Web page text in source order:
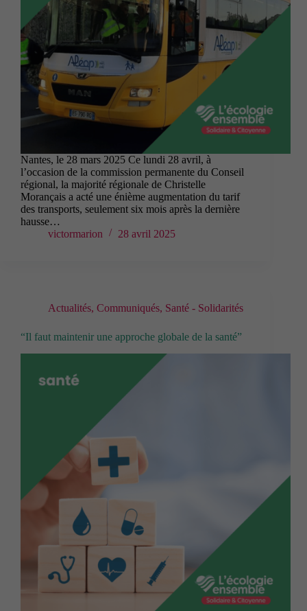
Nantes, le 28 mars 2025 Ce lundi 28 avril, à
l’occasion de la commission permanente du Conseil
régional, la majorité régionale de Christelle
Morançais a acté une énième augmentation du tarif
des transports, seulement six mois après la dernière
hausse…
victormarion
28 avril 2025
Actualités, Communiqués, Santé - Solidarités
“Il faut maintenir une approche globale de la santé”